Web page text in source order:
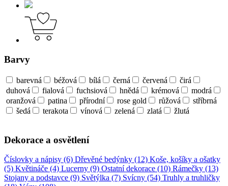
Barvy
barevná béžová bílá černá červená
čirá
duhová
fialová fuchsiová hnědá krémová
modrá
oranžová
patina přírodní rose gold růžová
stříbrná
šedá
terakota vínová zelená zlatá žlutá
Dekorace a osvětlení
Číslovky a nápisy (6) Dřevěné bedýnky (12) Koše, košíky a ošatky
(5) Květináče (4) Lucerny (9) Ostatní dekorace (10) Rámečky (13)
Stojany a podstavce (9) Světýlka (7) Svícny (54) Truhly a truhličky